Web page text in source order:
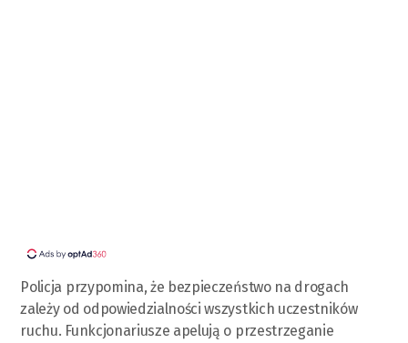
Policja przypomina, że bezpieczeństwo na drogach
zależy od odpowiedzialności wszystkich uczestników
ruchu. Funkcjonariusze apelują o przestrzeganie